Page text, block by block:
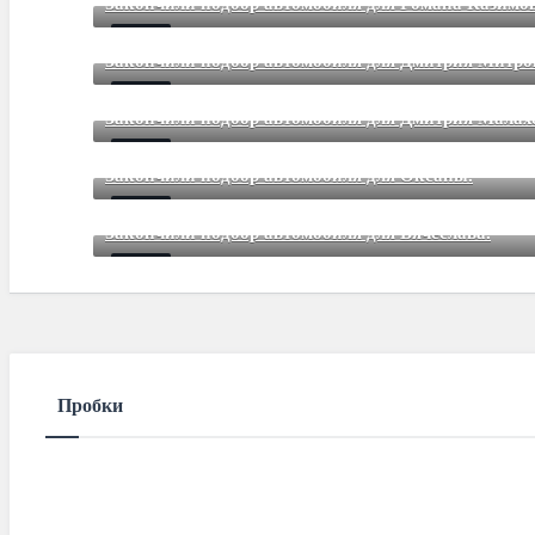
Закончили подбор автомобиля для Дмитрия
Закончили подбор автомобиля для Дмитрия
Закончили подбор автомобиля для Оксаны.
Закончили подбор автомобиля для Вячеслава.
Пробки